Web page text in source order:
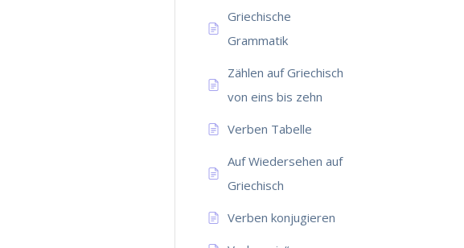
Griechische
Grammatik
Zählen auf Griechisch
von eins bis zehn
Verben Tabelle
Auf Wiedersehen auf
Griechisch
Verben konjugieren